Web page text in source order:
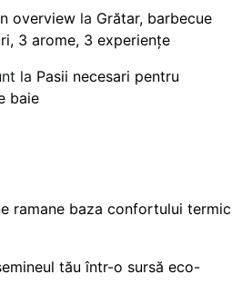
overview la Grătar, barbecue
3 arome, 3 experiențe
la Pasii necesari pentru
baie
ramane baza confortului termic
tău într-o sursă eco-